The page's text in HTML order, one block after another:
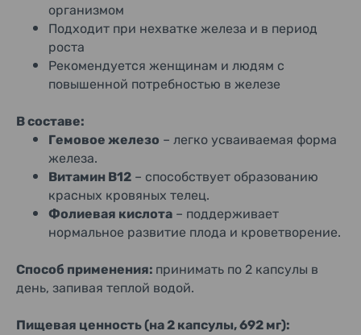
организмом
Подходит при нехватке железа и в период
роста
Рекомендуется женщинам и людям с
повышенной потребностью в железе
В составе:
Гемовое железо – легко усваиваемая форма
железа.
Витамин B12 – способствует образованию
красных кровяных телец.
Фолиевая кислота – поддерживает
нормальное развитие плода и кроветворение.
Способ применения: принимать по 2 капсулы в
день, запивая теплой водой.
Пищевая ценность (на 2 капсулы, 692 мг):